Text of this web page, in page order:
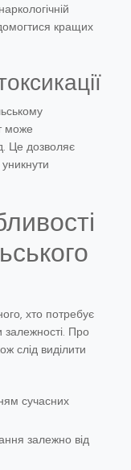
кращих
може
Це дозволяє
хто потребує
Про
слід виділити
сучасних
залежно від